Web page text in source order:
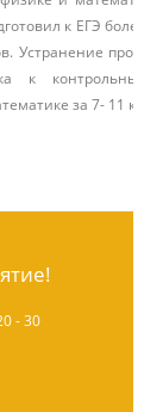
к ЕГЭ более
Устранение
к контрольным
за 7- 11
- 30